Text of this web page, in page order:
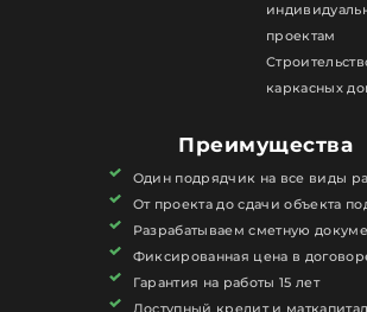
проектам
каркасных
Преимущества
Один подрядчик на все виды
От проекта до сдачи объекта
Разрабатываем сметную
Фиксированная цена в
Гарантия на работы 15 лет
Доступный кредит и маткапитал